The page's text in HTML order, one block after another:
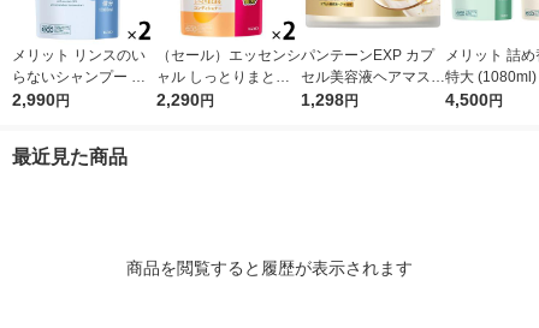
メリット リンスのい
らないシャンプー 詰
め替え 超特大 1080ml
2,990円
（セール）エッセンシ
ャル しっとりまとま
る コンディショナー
2,290円
パンテーンEXP カプ
セル美容液ヘアマスク
170g P＆G
1,298円
メリット 詰
特大 (1080ml)
ト シャンプ
4,500円
最近見た商品
商品を閲覧すると履歴が表示されます